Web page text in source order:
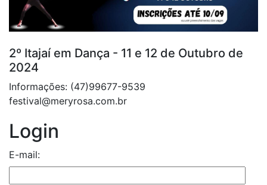
2º Itajaí em Dança - 11 e 12 de Outubro de
2024
Informações: (47)99677-9539
festival@meryrosa.com.br
Login
E-mail: